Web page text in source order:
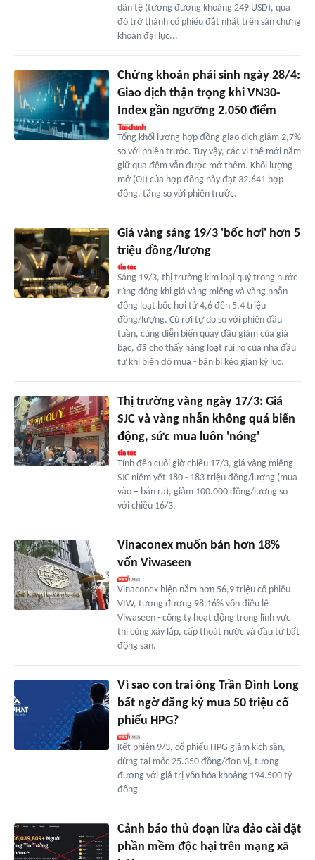
dân tệ (tương đương khoảng 249 USD), qua
đó trở thành cổ phiếu đắt nhất trên sàn chứng
khoán đại lục...
Chứng khoán phái sinh ngày 28/4:
Giao dịch thận trọng khi VN30-
Index gần ngưỡng 2.050 điểm
Tổng khối lượng hợp đồng giao dịch giảm 2,7%
so với phiên trước. Tuy vậy, các vị thế mới nắm
giữ qua đêm vẫn được mở thêm. Khối lượng
mở (OI) của hợp đồng này đạt 32.641 hợp
đồng, tăng so với phiên trước.
Giá vàng sáng 19/3 'bốc hơi' hơn 5
triệu đồng/lượng
Sáng 19/3, thị trường kim loại quý trong nước
rúng động khi giá vàng miếng và vàng nhẫn
đồng loạt bốc hơi từ 4,6 đến 5,4 triệu
đồng/lượng. Cú rơi tự do so với phiên đầu
tuần, cùng diễn biến quay đầu giảm của giá
bạc, đã cho thấy hàng loạt rủi ro của nhà đầu
tư khi biên độ mua - bán bị kéo giãn kỷ lục.
Thị trường vàng ngày 17/3: Giá
SJC và vàng nhẫn không quá biến
động, sức mua luôn 'nóng'
Tính đến cuối giờ chiều 17/3, giá vàng miếng
SJC niêm yết 180 - 183 triệu đồng/lượng (mua
vào – bán ra), giảm 100.000 đồng/lượng so
với chiều 16/3.
Vinaconex muốn bán hơn 18%
vốn Viwaseen
Vinaconex hiện nắm hơn 56,9 triệu cổ phiếu
VIW, tương đương 98,16% vốn điều lệ
Viwaseen - công ty hoạt động trong lĩnh vực
thi công xây lắp, cấp thoát nước và đầu tư bất
động sản.
Vì sao con trai ông Trần Đình Long
bất ngờ đăng ký mua 50 triệu cổ
phiếu HPG?
Kết phiên 9/3, cổ phiếu HPG giảm kịch sàn,
dừng tại mốc 25.350 đồng/đơn vị, tương
đương với giá trị vốn hóa khoảng 194.500 tỷ
đồng
Cảnh báo thủ đoạn lừa đảo cài đặt
phần mềm độc hại trên mạng xã